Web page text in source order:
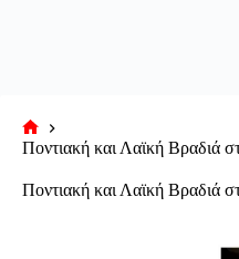
Αρχική
Ποντιακή και Λαϊκή Βραδιά
Ποντιακή και Λαϊκή Βραδιά